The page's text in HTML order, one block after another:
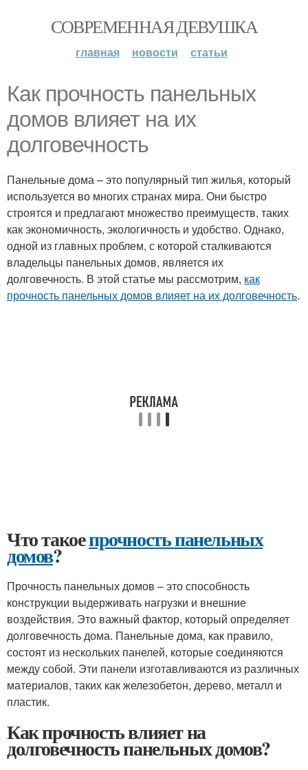
СОВРЕМЕННАЯ ДЕВУШКА
главная новости статьи
Как прочность панельных
домов влияет на их
долговечность
Панельные дома – это популярный тип жилья, который
используется во многих странах мира. Они быстро
строятся и предлагают множество преимуществ, таких
как экономичность, экологичность и удобство. Однако,
одной из главных проблем, с которой сталкиваются
владельцы панельных домов, является их
долговечность. В этой статье мы рассмотрим, как
прочность панельных домов влияет на их долговечность.
Что такоепрочность панельных
домов?
Прочность панельных домов – это способность
конструкции выдерживать нагрузки и внешние
воздействия. Это важный фактор, который определяет
долговечность дома. Панельные дома, как правило,
состоят из нескольких панелей, которые соединяются
между собой. Эти панели изготавливаются из различных
материалов, таких как железобетон, дерево, металл и
пластик.
Как прочность влияет на
долговечность панельных домов?